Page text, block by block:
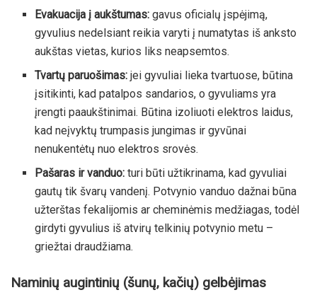
Evakuacija į aukštumas: gavus oficialų įspėjimą,
gyvulius nedelsiant reikia varyti į numatytas iš anksto
aukštas vietas, kurios liks neapsemtos.
Tvartų paruošimas: jei gyvuliai lieka tvartuose, būtina
įsitikinti, kad patalpos sandarios, o gyvuliams yra
įrengti paaukštinimai. Būtina izoliuoti elektros laidus,
kad neįvyktų trumpasis jungimas ir gyvūnai
nenukentėtų nuo elektros srovės.
Pašaras ir vanduo: turi būti užtikrinama, kad gyvuliai
gautų tik švarų vandenį. Potvynio vanduo dažnai būna
užterštas fekalijomis ar cheminėmis medžiagas, todėl
girdyti gyvulius iš atvirų telkinių potvynio metu –
griežtai draudžiama.
Naminių augintinių (šunų, kačių) gelbėjimas